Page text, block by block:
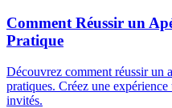
Comment Réussir un
Pratique
Découvrez comment réussir un
pratiques. Créez une
invités.